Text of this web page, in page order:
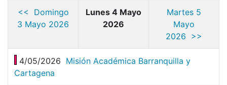
<< Domingo
3 Mayo 2026
Lunes 4 Mayo
2026
Martes 5
Mayo
2026 >>
4/05/2026 Misión Académica Barranquilla y
Cartagena